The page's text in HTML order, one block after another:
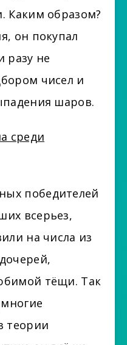
Каким образом?
он покупал
разу не
чисел и
шаров.
среди
победителей
всерьез,
на числа из
тёщи. Так
теории